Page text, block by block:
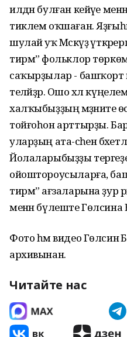
илдән булған кейәүе
тиклем оҡшаған.
шулай уҡ Мәскәүҙә
тирмә” фольклор
саҡырҙылар - башҡорт
теләйҙәр. Ошо хәл
халҡыбыҙҙың мәҙәниәте
тойғоһон арттырҙы.
уларҙың ата-әсәһенә
Йолаларыбыҙҙы
ойоштороусыларға,
тирмә” ағзаларына ҙур
менән бүлеште
Фото һәм видео
архивынан.
Читайте нас